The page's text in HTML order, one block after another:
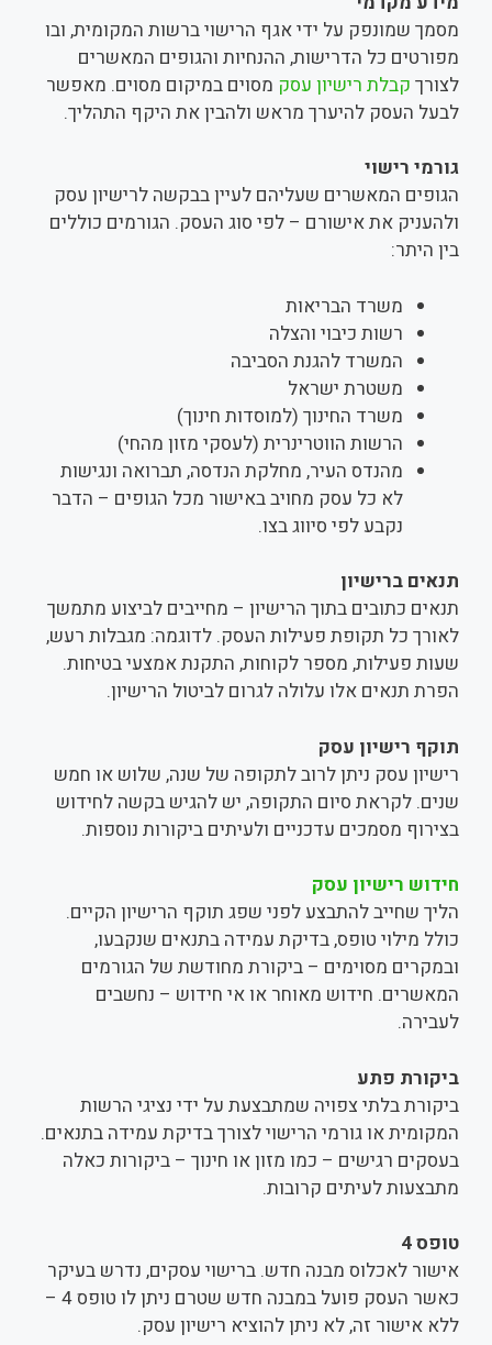
מסמך שמונפק על ידי אגף הרישוי ברשות המקומית, ובו
מפורטים כל הדרישות, ההנחיות והגופים המאשרים
לצורך קבלת רישיון עסק מסוים במיקום מסוים. מאפשר
לבעל העסק להיערך מראש ולהבין את היקף התהליך.
גורמי רישוי
הגופים המאשרים שעליהם לעיין בבקשה לרישיון עסק
ולהעניק את אישורם – לפי סוג העסק. הגורמים כוללים
בין היתר:
משרד הבריאות
רשות כיבוי והצלה
המשרד להגנת הסביבה
משטרת ישראל
משרד החינוך (למוסדות חינוך)
הרשות הווטרינרית (לעסקי מזון מהחי)
מהנדס העיר, מחלקת הנדסה, תברואה ונגישות
לא כל עסק מחויב באישור מכל הגופים – הדבר
נקבע לפי סיווג בצו.
תנאים ברישיון
תנאים כתובים בתוך הרישיון – מחייבים לביצוע מתמשך
לאורך כל תקופת פעילות העסק. לדוגמה: מגבלות רעש,
שעות פעילות, מספר לקוחות, התקנת אמצעי בטיחות.
הפרת תנאים אלו עלולה לגרום לביטול הרישיון.
תוקף רישיון עסק
רישיון עסק ניתן לרוב לתקופה של שנה, שלוש או חמש
שנים. לקראת סיום התקופה, יש להגיש בקשה לחידוש
בצירוף מסמכים עדכניים ולעיתים ביקורות נוספות.
חידוש רישיון עסק
הליך שחייב להתבצע לפני שפג תוקף הרישיון הקיים.
כולל מילוי טופס, בדיקת עמידה בתנאים שנקבעו,
ובמקרים מסוימים – ביקורת מחודשת של הגורמים
המאשרים. חידוש מאוחר או אי חידוש – נחשבים
לעבירה.
ביקורת פתע
ביקורת בלתי צפויה שמתבצעת על ידי נציגי הרשות
המקומית או גורמי הרישוי לצורך בדיקת עמידה בתנאים.
בעסקים רגישים – כמו מזון או חינוך – ביקורות כאלה
מתבצעות לעיתים קרובות.
טופס 4
אישור לאכלוס מבנה חדש. ברישוי עסקים, נדרש בעיקר
כאשר העסק פועל במבנה חדש שטרם ניתן לו טופס 4 –
ללא אישור זה, לא ניתן להוציא רישיון עסק.